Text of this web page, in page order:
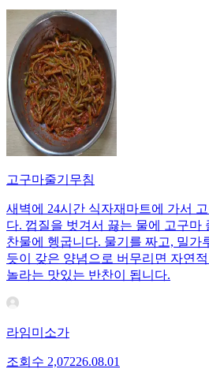
고구마줄기무침
새벽에 24시간 식자재마트에 가서
다. 껍질을 벗겨서 끓는 물에 고구마
찬물에 헹굽니다. 물기를 짜고, 밀가
듯이 갖은 양념으로 버무리면 자연
놀라는 맛있는 반찬이 됩니다.
라임미소가
조회수 2,07226.08.01